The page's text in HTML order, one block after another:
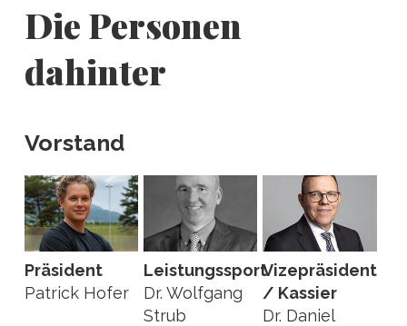
Die Personen
dahinter
Vorstand
Präsident
Patrick Hofer
Leistungssport
Dr. Wolfgang
Strub
Vizepräsident
/ Kassier
Dr. Daniel